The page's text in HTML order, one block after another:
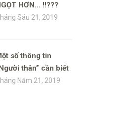
HƠN… !!???
Sáu 21, 2019
số thông tin
thân” cần biết
Năm 21, 2019